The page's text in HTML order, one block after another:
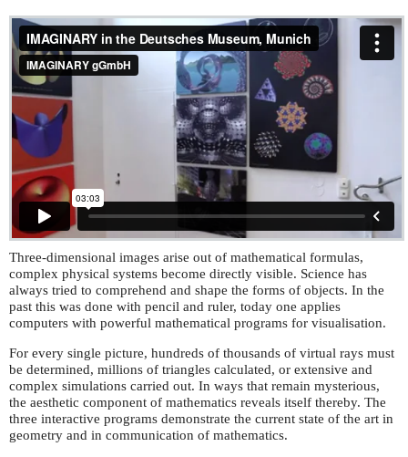
Three-dimensional images arise out of mathematical formulas,
complex physical systems become directly visible. Science has
always tried to comprehend and shape the forms of objects. In the
past this was done with pencil and ruler, today one applies
computers with powerful mathematical programs for visualisation.
For every single picture, hundreds of thousands of virtual rays must
be determined, millions of triangles calculated, or extensive and
complex simulations carried out. In ways that remain mysterious,
the aesthetic component of mathematics reveals itself thereby. The
three interactive programs demonstrate the current state of the art in
geometry and in communication of mathematics.